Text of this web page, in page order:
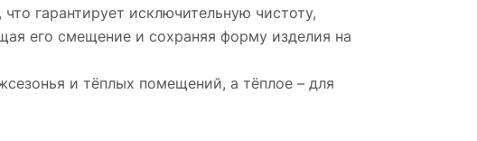
гарантирует исключительную чистоту,
его смещение и сохраняя форму изделия на
и тёплых помещений, а тёплое – для